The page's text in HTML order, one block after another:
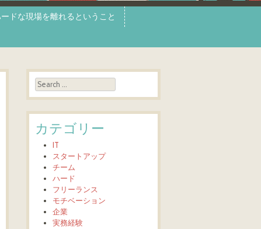
ドな現場を離れるということ
Search
カテゴリー
IT
スタートアップ
チーム
ハード
フリーランス
モチベーション
企業
実務経験